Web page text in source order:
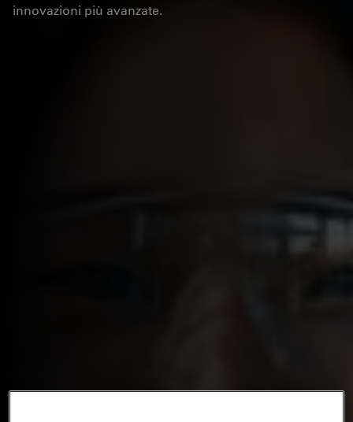
innovazioni più avanzate.